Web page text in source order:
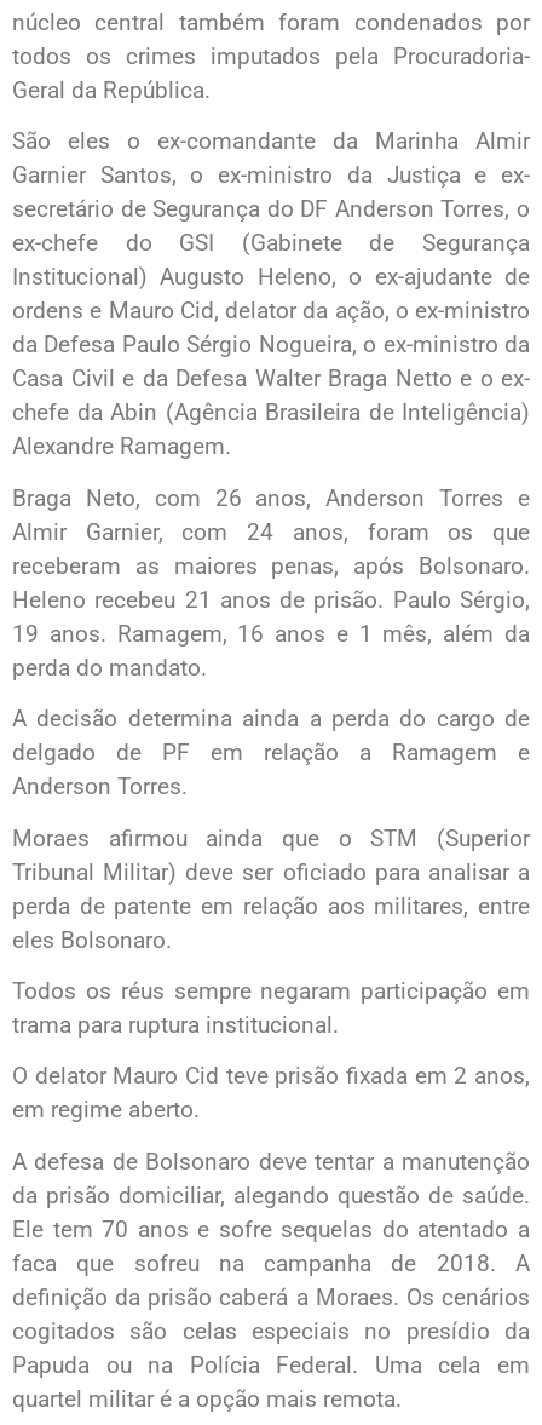
núcleo central também foram condenados por
todos os crimes imputados pela Procuradoria-
Geral da República.
São eles o ex-comandante da Marinha Almir
Garnier Santos, o ex-ministro da Justiça e ex-
secretário de Segurança do DF Anderson Torres, o
ex-chefe do GSI (Gabinete de Segurança
Institucional) Augusto Heleno, o ex-ajudante de
ordens e Mauro Cid, delator da ação, o ex-ministro
da Defesa Paulo Sérgio Nogueira, o ex-ministro da
Casa Civil e da Defesa Walter Braga Netto e o ex-
chefe da Abin (Agência Brasileira de Inteligência)
Alexandre Ramagem.
Braga Neto, com 26 anos, Anderson Torres e
Almir Garnier, com 24 anos, foram os que
receberam as maiores penas, após Bolsonaro.
Heleno recebeu 21 anos de prisão. Paulo Sérgio,
19 anos. Ramagem, 16 anos e 1 mês, além da
perda do mandato.
A decisão determina ainda a perda do cargo de
delgado de PF em relação a Ramagem e
Anderson Torres.
Moraes afirmou ainda que o STM (Superior
Tribunal Militar) deve ser oficiado para analisar a
perda de patente em relação aos militares, entre
eles Bolsonaro.
Todos os réus sempre negaram participação em
trama para ruptura institucional.
O delator Mauro Cid teve prisão fixada em 2 anos,
em regime aberto.
A defesa de Bolsonaro deve tentar a manutenção
da prisão domiciliar, alegando questão de saúde.
Ele tem 70 anos e sofre sequelas do atentado a
faca que sofreu na campanha de 2018. A
definição da prisão caberá a Moraes. Os cenários
cogitados são celas especiais no presídio da
Papuda ou na Polícia Federal. Uma cela em
quartel militar é a opção mais remota.